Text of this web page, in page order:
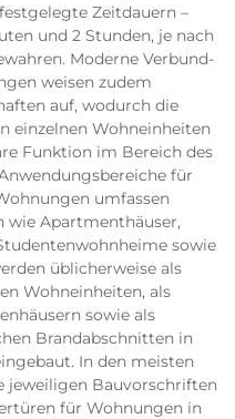
Zeitdauern –
und 2 Stunden, je nach
Moderne Verbund-
weisen zudem
auf, wodurch die
einzelnen Wohneinheiten
Funktion im Bereich des
für
umfassen
wie Apartmenthäuser,
sowie
üblicherweise als
Wohneinheiten, als
sowie als
Brandabschnitten in
In den meisten
jeweiligen Bauvorschriften
für Wohnungen in